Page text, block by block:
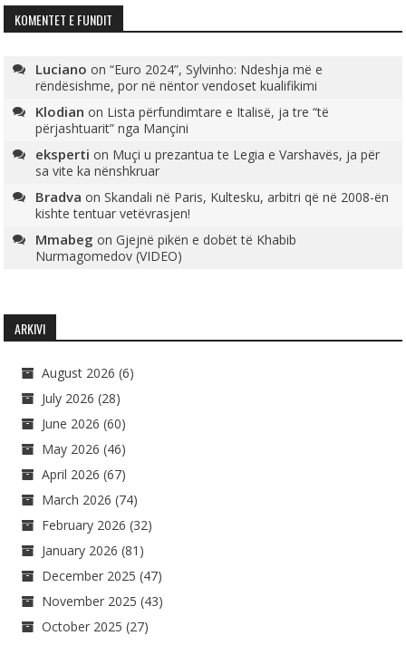
KOMENTET E FUNDIT
Luciano on“Euro 2024”, Sylvinho: Ndeshja më e
rëndësishme, por në nëntor vendoset kualifikimi
Klodian on Lista përfundimtare e Italisë, ja tre “të
përjashtuarit” nga Mançini
eksperti on Muçi u prezantua te Legia e Varshavës, ja për
sa vite ka nënshkruar
Bradva onSkandali në Paris, Kultesku, arbitri që në 2008-ën
kishte tentuar vetëvrasjen!
Mmabeg onGjejnë pikën e dobët të Khabib
Nurmagomedov (VIDEO)
ARKIVI
August 2026 (6)
July 2026 (28)
June 2026 (60)
May 2026 (46)
April 2026 (67)
March 2026 (74)
February 2026 (32)
January 2026 (81)
December 2025 (47)
November 2025 (43)
October 2025 (27)